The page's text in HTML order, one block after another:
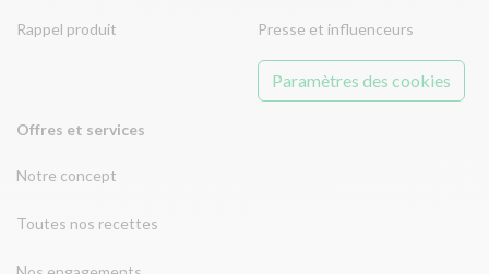
Rappel produit
Offres et services
Notre concept
Toutes nos recettes
Presse et influenceurs
Paramètres des cookies